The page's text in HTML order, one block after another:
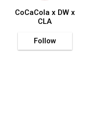
CoCaCola x DW x
CLA
Follow